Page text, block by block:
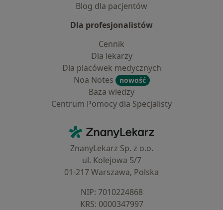
Blog dla pacjentów
Dla profesjonalistów
Cennik
Dla lekarzy
Dla placówek medycznych
Noa Notes
nowość
Baza wiedzy
Centrum Pomocy dla Specjalisty
ZnanyLekarz - Strona główna
ZnanyLekarz Sp. z o.o.
ul. Kolejowa 5/7
01-217 Warszawa, Polska
NIP: ⁠7010224868
KRS: ⁠0000347997